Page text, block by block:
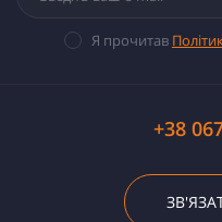
Я прочитав
+38